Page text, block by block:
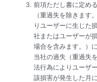
前項ただし書に定め
（重過失を除きます
りユーザーに生じた
社またはユーザーが
場合を含みます。）
当社の過失（重過失
法行為によりユーザ
該損害が発生した月